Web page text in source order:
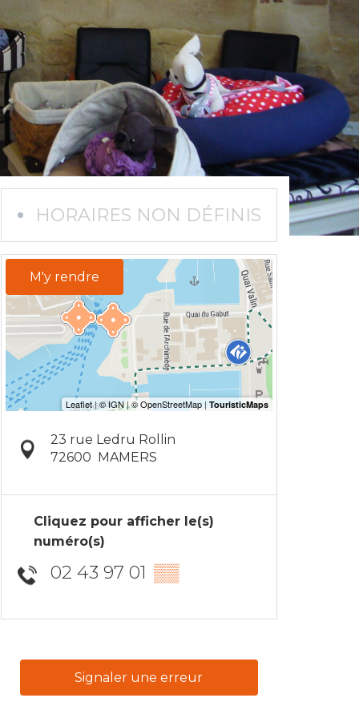
HORAIRES NON DÉFINIS
M'y rendre
23 rue Ledru Rollin
72600
MAMERS
Cliquez pour afficher le(s)
numéro(s)
02 43 97 01 ▒▒
Signaler une erreur